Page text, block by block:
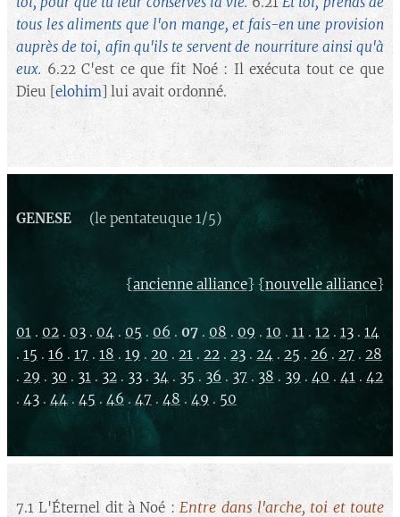
tous les aliments que l'on mange, et fais-en une provision
auprès de toi, afin qu'ils te servent de nourriture ainsi qu'à
eux.6.22 C'est ce que fit Noé : Il exécuta tout ce que
Dieu [elohim] lui avait ordonné.
GENESE (le pentateuque 1/5)
{ancienne alliance} {nouvelle alliance}
01 . 02 . 03 . 04 . 05 . 06 . 07 . 08 . 09 . 10 . 11 . 12 . 13 . 14
. 15 . 16 . 17 . 18 . 19 . 20 . 21 . 22 . 23 . 24 . 25 . 26 . 27 . 28
. 29 . 30 . 31 . 32 . 33 . 34 . 35 . 36 . 37 . 38. 39 . 40 . 41 . 42
. 43 . 44. 45 . 46 . 47 . 48 . 49 . 50
7.1 L'Éternel dit à Noé :Entre dans l'arche, toi et toute